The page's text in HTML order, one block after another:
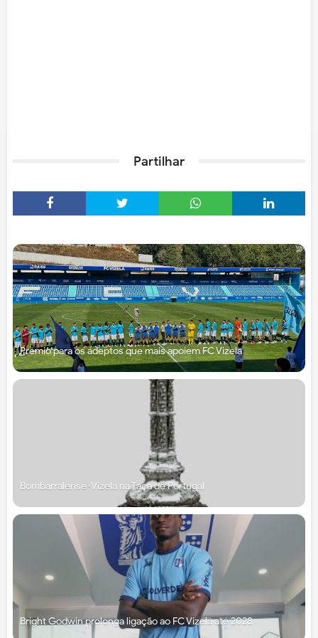
Partilhar
Prémio para os adeptos que mais apoiem FC Vizela
Bombarralense-Vizela na Taça de Portugal
Bright Godwin prolonga ligação ao FC Vizela até 2028